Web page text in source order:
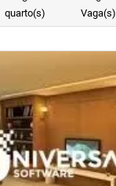
quarto(s)
Vaga(s)